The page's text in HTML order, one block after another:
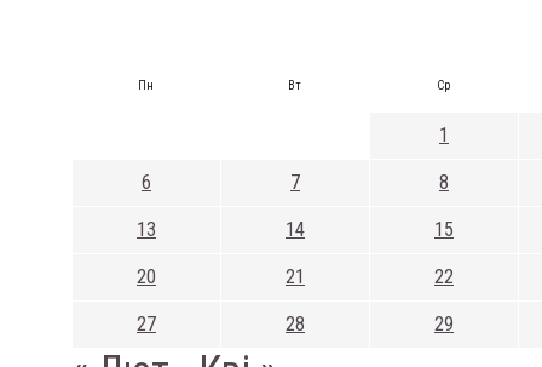
Пн Вт Ср
1
6 7 8
13 14 15
20 21 22
27 28 29